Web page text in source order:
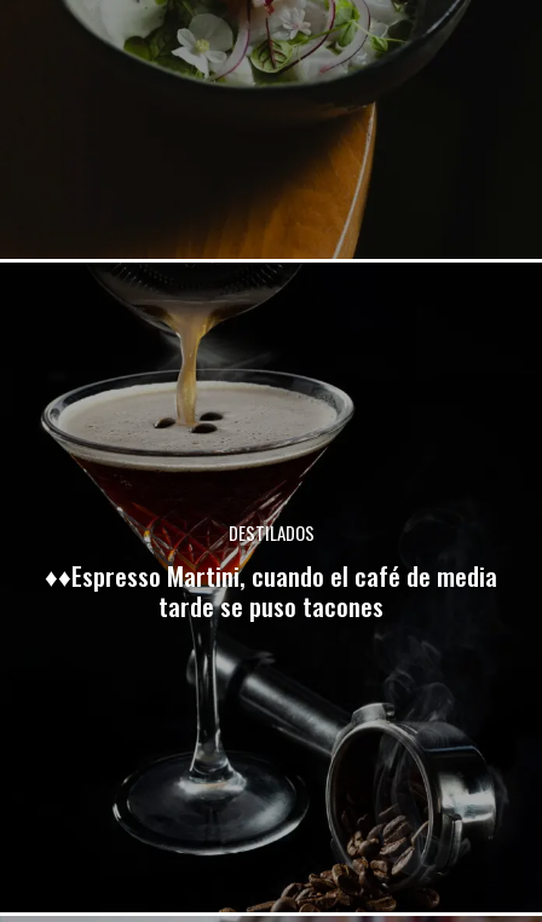
DESTILADOS
♦♦Espresso Martini, cuando el café de media
tarde se puso tacones